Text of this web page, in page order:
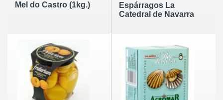
Mel do Castro (1kg.)
Espárragos La
Catedral de Navarra